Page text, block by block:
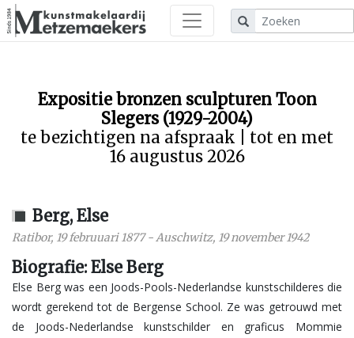
Expositie bronzen sculpturen Toon
Slegers (1929-2004)
te bezichtigen na afspraak | tot en met
16 augustus 2026
Berg, Else
Ratibor, 19 februuari 1877-Auschwitz, 19 november 1942
Biografie: Else Berg
Else Berg was een Joods-Pools-Nederlandse kunstschilderes die
wordt gerekend tot de Bergense School. Ze was getrouwd met
de Joods-Nederlandse kunstschilder en graficus Mommie